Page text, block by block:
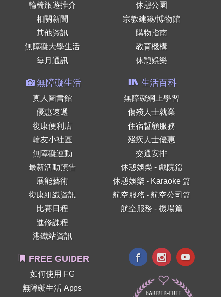
輪椅旅遊推介
相關新聞
其他資訊
無障礙大學生活
每月通訊
休憩公園
宗教建築/博物館
購物指南
教育機構
休憩娛樂
無障礙生活
真人圖書館
優惠速遞
復康便利店
輪友小社區
無障礙運動
最新活動預告
展能藝術
復康組織資訊
比賽日程
進修課程
港鐵站資訊
生活百科
無障礙網上學習
傷殘人士就業
住宿暫顧服務
殘疾人士優惠
交通安排
休憩娛樂 - 戲院篇
休憩娛樂 - Karaoke 篇
航空服務 - 航空公司篇
航空服務 - 機場篇
FREE GUIDER
如何使用 FG
無障礙生活 Apps